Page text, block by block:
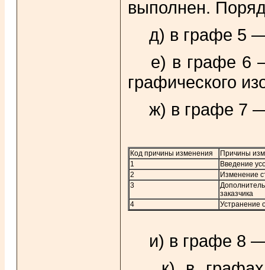
выполнен.
д) в графе 5
е) в графе 6
графического
ж) в графе 7
Код причины изменения
Причины
1
Введение
2
Изменение
3
заказчика
4
Устранение
и) в графе 8